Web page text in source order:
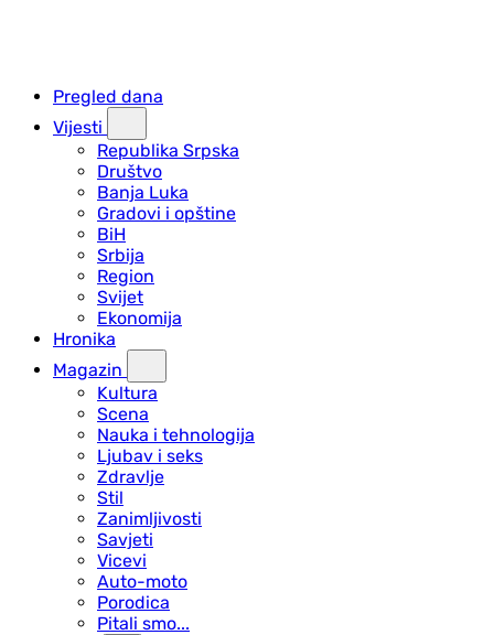
Pregled dana
Vijesti
Republika Srpska
Društvo
Banja Luka
Gradovi i opštine
BiH
Srbija
Region
Svijet
Ekonomija
Hronika
Magazin
Kultura
Scena
Nauka i tehnologija
Ljubav i seks
Zdravlje
Stil
Zanimljivosti
Savjeti
Vicevi
Auto-moto
Porodica
Pitali smo...